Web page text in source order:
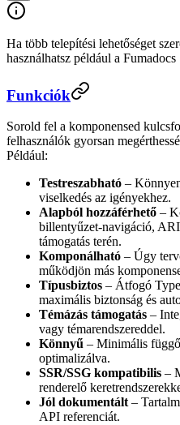
Ha több telepítési lehetőséget
használhatsz például a Fumadocs
Funkciók
Sorold fel a komponensed
felhasználók gyorsan
Például:
Testreszabható –
viselkedés az igényekhez.
Alapból hozzáférhető –
billentyűzet-navigáció,
támogatás terén.
Komponálható – Úgy
működjön más
Típusbiztos – Átfogó
maximális biztonság és
Témázás támogatás –
vagy témarendszereddel.
Könnyű – Minimális
optimalizálva.
SSR/SSG kompatibilis –
renderelő
Jól dokumentált–
API referenciát.